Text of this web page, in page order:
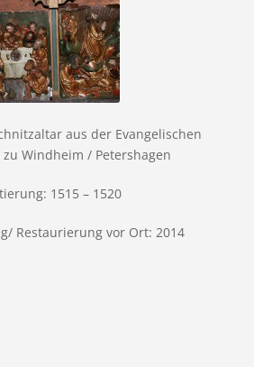
aus der Evangelischen
Windheim / Petershagen
1515 – 1520
Restaurierung vor Ort: 2014